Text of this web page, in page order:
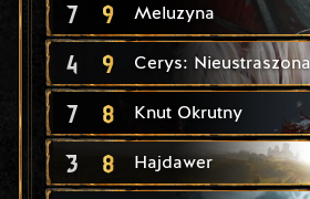
7 9 Meluzyna
4 9 Cerys: Nieustraszona
7 8 Knut Okrutny
3 8 Hajdawer